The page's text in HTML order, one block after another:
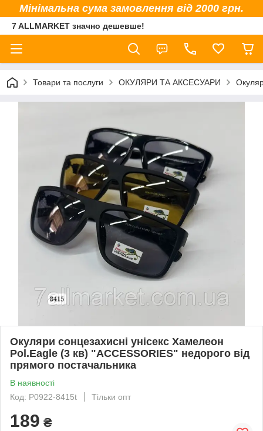
Мінімальна сума замовлення від 2000 грн.
7 ALLMARKET значно дешевше!
Товари та послуги ОКУЛЯРИ ТА АКСЕСУАРИ
Окуляри сонцезахисні унісекс Хамелеон
Pol.Eagle (3 кв) "ACCESSORIES" недорого від
прямого постачальника
В наявності
Код: P0922-8415t
Тільки опт
189 ₴